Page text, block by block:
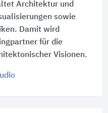
Architektur und
sowie
Damit wird
für die
Visionen.